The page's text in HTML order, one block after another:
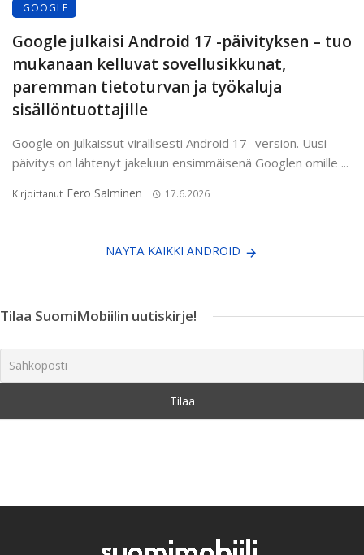
GOOGLE
Google julkaisi Android 17 -päivityksen – tuo
mukanaan kelluvat sovellusikkunat,
paremman tietoturvan ja työkaluja
sisällöntuottajille
Google on julkaissut virallisesti Android 17 -version. Uusi
päivitys on lähtenyt jakeluun ensimmäisenä Googlen omille ...
Kirjoittanut Eero Salminen 17.6.2026
NÄYTÄ KAIKKI ANDROID
Tilaa SuomiMobiilin uutiskirje!